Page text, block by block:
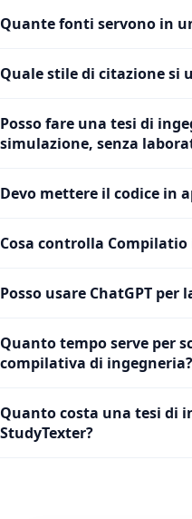
Quante fonti servono in
Quale stile di citazione si
Posso fare una tesi di
simulazione, senza
Devo mettere il codice in
Cosa controlla
Posso usare ChatGPT per
Quanto tempo serve per
compilativa di ingegneria?
Quanto costa una tesi di
StudyTexter?